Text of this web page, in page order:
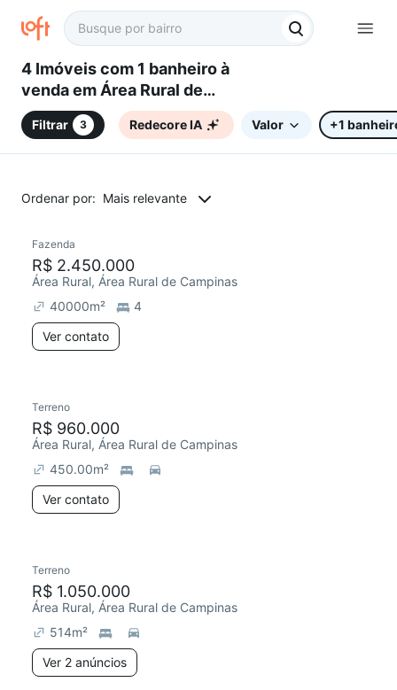
4 Imóveis com 1 banheiro à
venda em Área Rural de
Campinas, Campinas, SP
Filtrar 3 Redecore IA Valor +1
Ordenar por: Mais relevante
Chegou este mês
Fazenda
R$ 2.450.000
Área Rural, Área Rural de Campinas
40000m²
4
Ver contato
Chegou este mês
Terreno
R$ 960.000
Área Rural, Área Rural de Campinas
450.00m²
Ver contato
Chegou há 4 dias
Terreno
R$ 1.050.000
Área Rural, Área Rural de Campinas
514m²
Ver 2 anúncios